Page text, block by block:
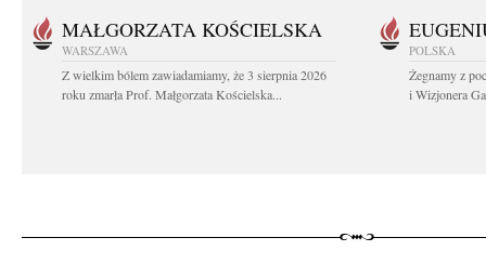
MAŁGORZATA KOŚCIELSKA
WARSZAWA
Z wielkim bólem zawiadamiamy, że 3 sierpnia 2026
roku zmarła Prof. Małgorzata Kościelska...
POLSKA
Żegnamy z
i Wizjonera